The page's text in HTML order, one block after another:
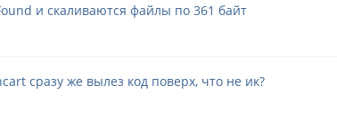
и скаливаются файлы по 361 байт
сразу же вылез код поверх, что не ик?